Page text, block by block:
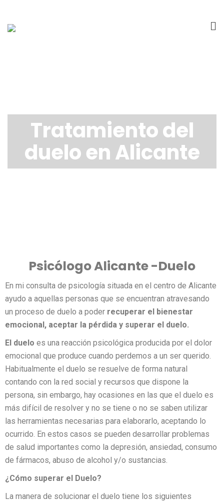
Tratamiento del
duelo en Alicante
Psicólogo Alicante -Duelo
En mi consulta de psicología situada en el centro de Alicante
ayudo a aquellas personas que se encuentran atravesando
un proceso de duelo a poder recuperar el bienestar
emocional, aceptar la pérdida y superar el duelo.
El duelo es una reacción psicológica producida por el dolor
emocional que produce cuando perdemos a un ser querido.
Habitualmente el duelo se resuelve de forma natural
contando con la red social y recursos que dispone la
persona, sin embargo, hay ocasiones en las que el duelo es
más difícil de resolver y no se tiene o no se saben utilizar
las herramientas necesarias para elaborarlo, aceptando lo
ocurrido. En estos casos se pueden desarrollar problemas
de salud importantes como la depresión, ansiedad, consumo
de fármacos, abuso de alcohol y/o sustancias.
¿Cómo superar el Duelo?
La manera de solucionar el duelo tiene los siguientes